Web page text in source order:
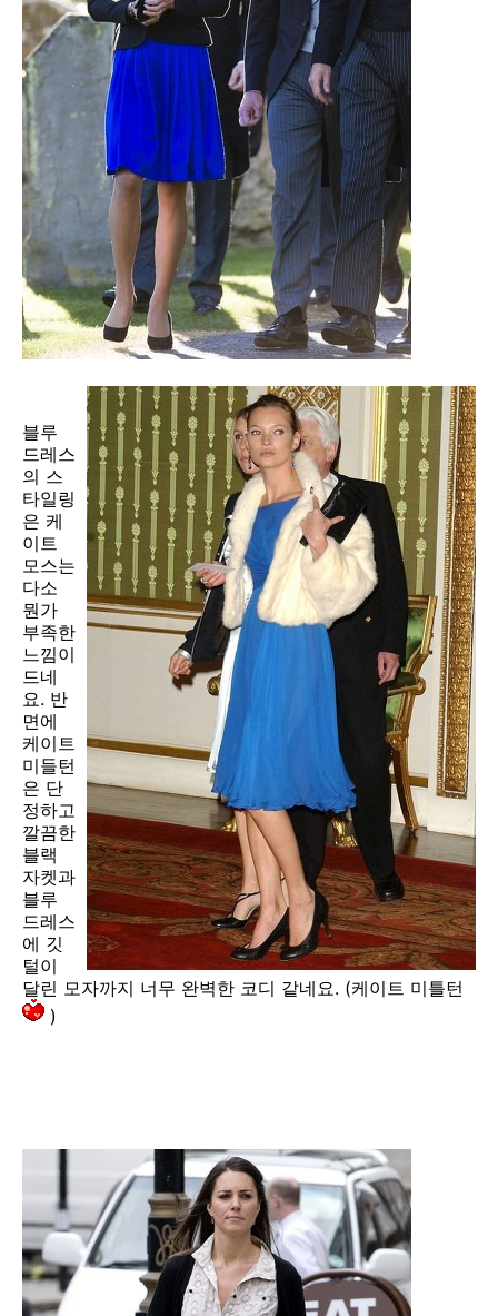
블루
드레스
의 스
타일링
은 케
이트
모스는
다소
뭔가
부족한
느낌이
드네
요. 반
면에
케이트
미들턴
은 단
정하고
깔끔한
블랙
자켓과
블루
드레스
에 깃
털이
달린 모자까지 너무 완벽한 코디 같네요. (케이트 미틀턴
)